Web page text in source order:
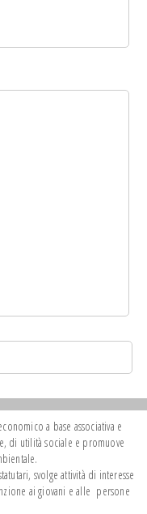
a base associativa e
di utilità sociale e promuove
svolge attività di interesse
ai giovani e alle persone